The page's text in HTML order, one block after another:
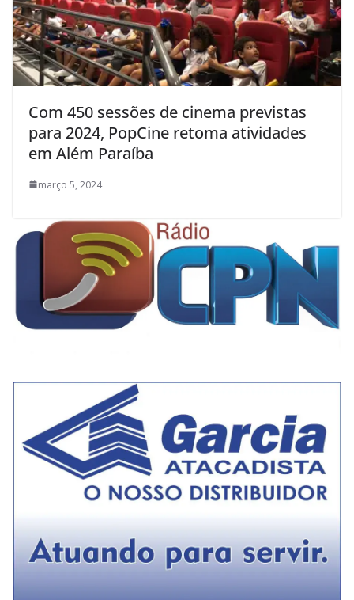
Com 450 sessões de cinema previstas
para 2024, PopCine retoma atividades
em Além Paraíba
março 5, 2024